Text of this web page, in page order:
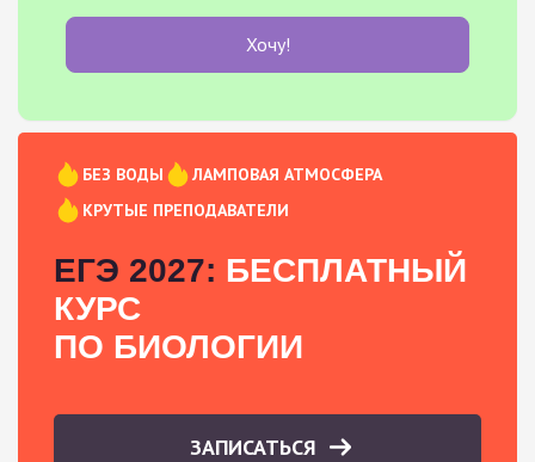
Хочу!
БЕЗ ВОДЫ
ЛАМПОВАЯ АТМОСФЕРА
КРУТЫЕ ПРЕПОДАВАТЕЛИ
ЕГЭ 2027: БЕСПЛАТНЫЙ
КУРС
ПО БИОЛОГИИ
ЗАПИСАТЬСЯ